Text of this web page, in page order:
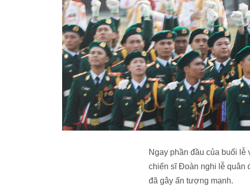
Ngay phần đầu của buổi lễ
chiến sĩ Đoàn nghi lễ quân
đã gây ấn tượng mạnh.